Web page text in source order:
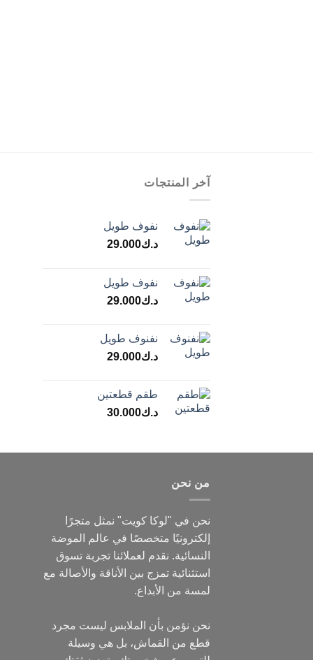
آخر المنتجات
نفوف طويل
د.ك29.000
نفوف طويل
د.ك29.000
نفنوف طويل
د.ك29.000
طقم قطعتين
د.ك30.000
من نحن
نحن في "لوكا كويت" نمثل متجرًا
إلكترونيًا متخصصًا في عالم الموضة
النسائية. نقدم لعملائنا تجربة تسوق
استثنائية تمزج بين الأناقة والأصالة مع
لمسة من الأبداع.
نحن نؤمن بأن الملابس ليست مجرد
قطع من القماش، بل هي وسيلة